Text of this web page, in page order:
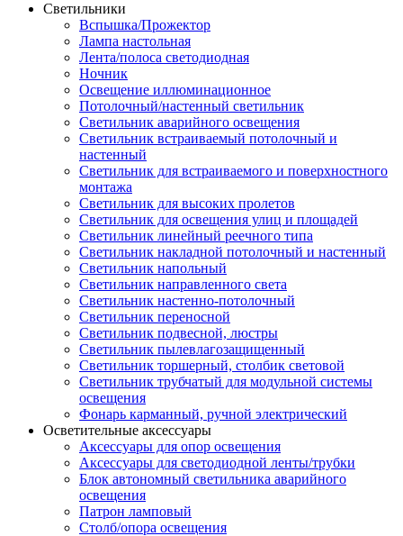
Светильники
Вспышка/Прожектор
Лампа настольная
Лента/полоса светодиодная
Ночник
Освещение иллюминационное
Потолочный/настенный светильник
Светильник аварийного освещения
Светильник встраиваемый потолочный и
настенный
Светильник для встраиваемого и поверхностного
монтажа
Светильник для высоких пролетов
Светильник для освещения улиц и площадей
Светильник линейный реечного типа
Светильник накладной потолочный и настенный
Светильник напольный
Светильник направленного света
Светильник настенно-потолочный
Светильник переносной
Светильник подвесной, люстры
Светильник пылевлагозащищенный
Светильник торшерный, столбик световой
Светильник трубчатый для модульной системы
освещения
Фонарь карманный, ручной электрический
Осветительные аксессуары
Аксессуары для опор освещения
Аксессуары для светодиодной ленты/трубки
Блок автономный светильника аварийного
освещения
Патрон ламповый
Столб/опора освещения